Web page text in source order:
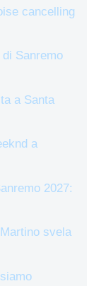
cancelling
Sanremo
a Santa
a
2027:
svela